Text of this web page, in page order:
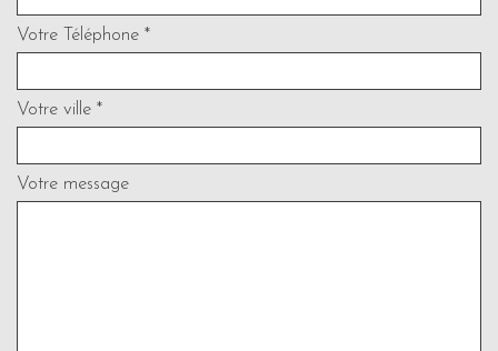
Votre Téléphone *
Votre ville *
Votre message